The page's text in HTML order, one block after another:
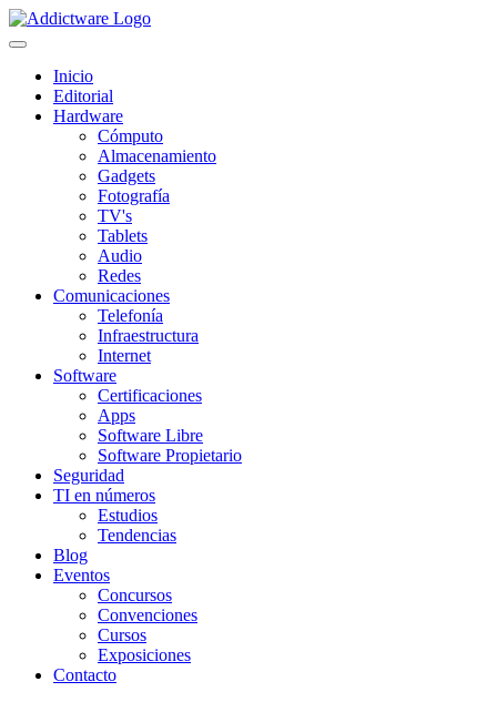
Inicio
Editorial
Hardware
Cómputo
Almacenamiento
Gadgets
Fotografía
TV's
Tablets
Audio
Redes
Comunicaciones
Telefonía
Infraestructura
Internet
Software
Certificaciones
Apps
Software Libre
Software Propietario
Seguridad
TI en números
Estudios
Tendencias
Blog
Eventos
Concursos
Convenciones
Cursos
Exposiciones
Contacto